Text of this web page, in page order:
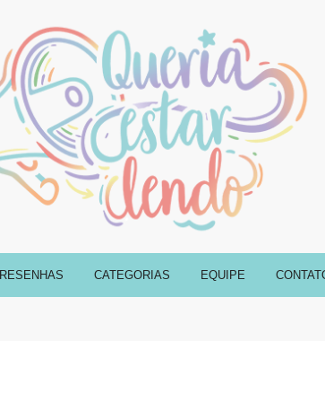
RESENHAS CATEGORIAS EQUIPE